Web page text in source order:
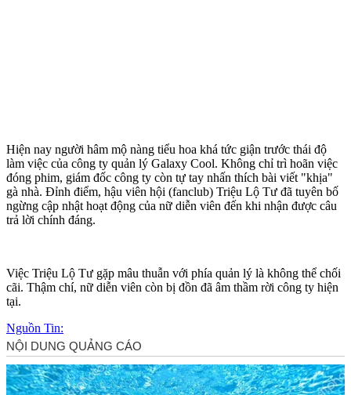
Hiện nay người hâm mộ nàng tiểu hoa khá tức giận trước thái độ
làm việc của công ty quản lý Galaxy Cool. Không chỉ trì hoãn việc
đóng phim, giám đốc công ty còn tự tay nhấn thích bài viết "khịa"
gà nhà. Đỉnh điểm, hậu viên hội (fanclub) Triệu Lộ Tư đã tuyên bố
ngừng cập nhật hoạt động của nữ diễn viên đến khi nhận được câu
trả lời chính đáng.
Việc Triệu Lộ Tư gặp mâu thuẫn với phía quản lý là không thể chối
cãi. Thậm chí, nữ diễn viên còn bị đồn đã âm thầm rời công ty hiện
tại.
Nguồn Tin: